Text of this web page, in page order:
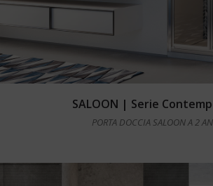
Leggi tutto
SALOON | Serie
PORTA DOCCIA SALOON A 2